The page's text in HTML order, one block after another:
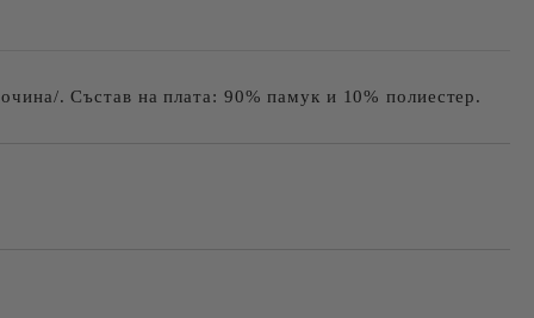
. Състав на плата: 90% памук и 10% полиестер.